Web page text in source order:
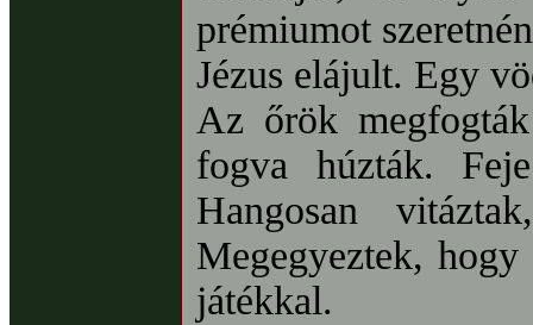
prémiumot
Jézus elájult. Egy
Az őrök
fogva húzták.
Hangosan
Megegyeztek,
játékkal.